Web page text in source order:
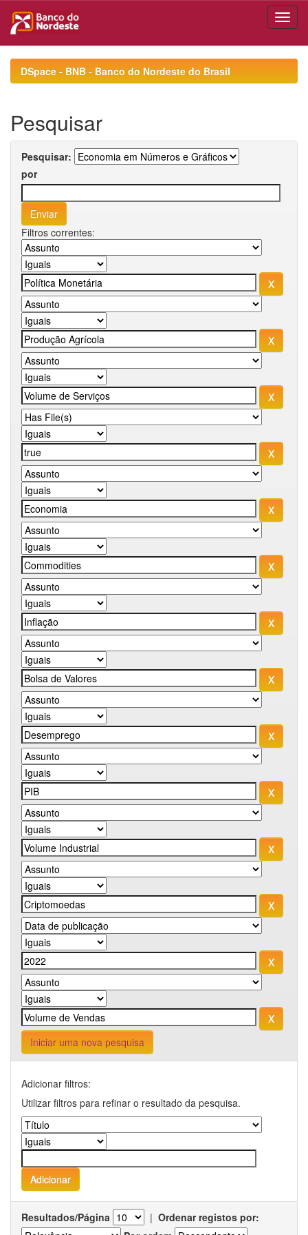
navigationDSpace - BNB - Banco do Nordeste do Brasil
Pesquisar
Pesquisar:
por
Filtros correntes:
Iniciar uma nova pesquisa
Adicionar filtros:
Utilizar filtros para refinar o resultado da pesquisa.
Resultados/Página | Ordenar registos por: